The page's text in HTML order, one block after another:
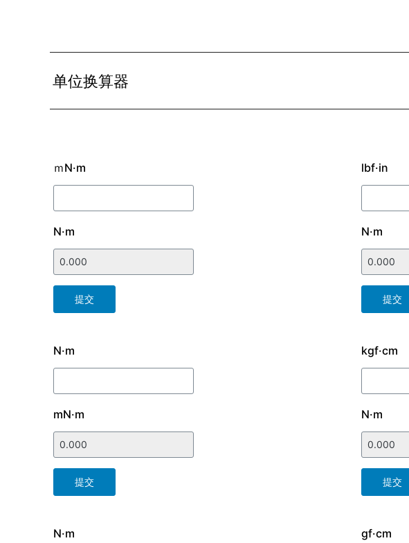
单位换算器
ｍN·m
N·m
提交
N·m
mN·m
提交
N·m
lbf·in
N·m
提交
kgf·cm
N·m
提交
gf·cm